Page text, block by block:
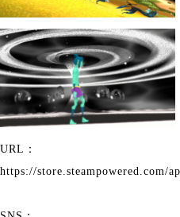
URL：
https://store.steampowered.com/